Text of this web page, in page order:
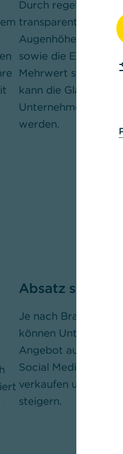
Durch regelmäßige,
transparente
Augenhöhe mit den
sowie die Erstellung
Mehrwert
kann die
Unternehmen
werden.
Absatz steigern
Je nach Branche
können
Angebot auch direkt
Social Media
verkaufen und so
steigern.